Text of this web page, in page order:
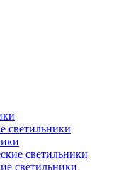
светильники
светильники
светильники